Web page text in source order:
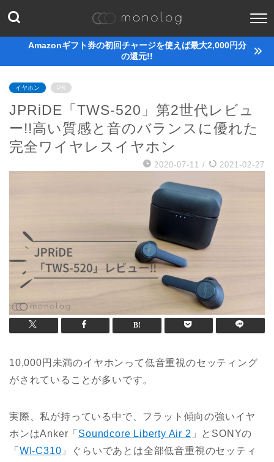
Amazonギフト券の初回チャージを使えば最大2,000円分
の還元!!
イヤホン PR
JPRiDE「TWS-520」第2世代レビュ
ー!!高い質感と音のバランスに優れた
完全ワイヤレスイヤホン
2020-07-11 / 2021-02-27
10,000円未満のイヤホンって低音重視のセッティング
がされていることが多いです。
実際、私が持っている中で、フラット傾向の強いイヤ
ホンはAnker「 Soundcore Liberty Air 2 」とSONYの
「 WI-C310 」ぐらいであとは全部低音重視のセッティ